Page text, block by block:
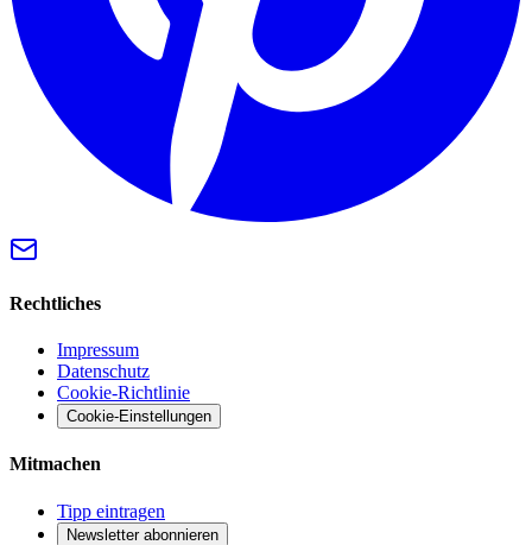
Rechtliches
Impressum
Datenschutz
Cookie-Richtlinie
Cookie-Einstellungen
Mitmachen
Tipp eintragen
Newsletter abonnieren